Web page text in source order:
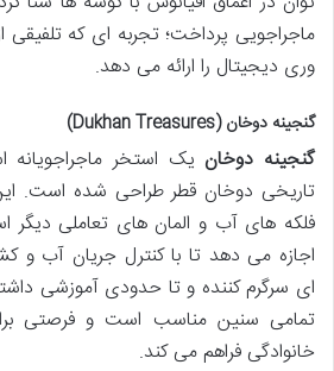
ماجراجویی پرداخت؛ تجربه ای که
وری دیجیتال را ارائه می دهد.
گنجینه دوخان (Dukhan Treasures)
گنجینه دوخان یک استخر ماجراجویانه
تاریخی دوخان قطر طراحی شده است.
فلکه های آب و المان های تعاملی دیگر
اجازه می دهد تا با کنترل جریان آب و
ای سرگرم کننده و تا حدودی آموزشی
تمامی سنین مناسب است و فرصتی
خانوادگی فراهم می کند.